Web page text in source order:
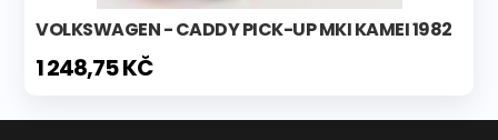
VOLKSWAGEN - CADDY PICK-UP MKI KAMEI 1982
1 248,75 KČ